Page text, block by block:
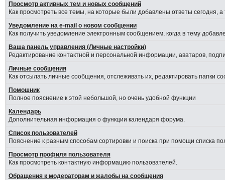
Просмотр активных тем и новых сообщений
Как просмотреть все темы, на которые были добавлены ответы сегодня,
Уведомление на е-mail о новом сообщении
Как получить уведомление электронным сообщением, когда в тему
Ваша панель управления (Личные настройки)
Редактирование контактной и персональной информации, аватаров,
Личные сообщения
Как отсылать личные сообщения, отслеживать их, редактировать папки
Помошник
Полное пояснение к этой небольшой, но очень удобной функции
Календарь
Дополнительная информация о функции календаря форума.
Список пользователей
Пояснение к разным способам сортировки и поиска при помощи списка
Просмотр профиля пользователя
Как просмотреть контактную информацию пользователей.
Обращения к модераторам и жалобы на сообщения